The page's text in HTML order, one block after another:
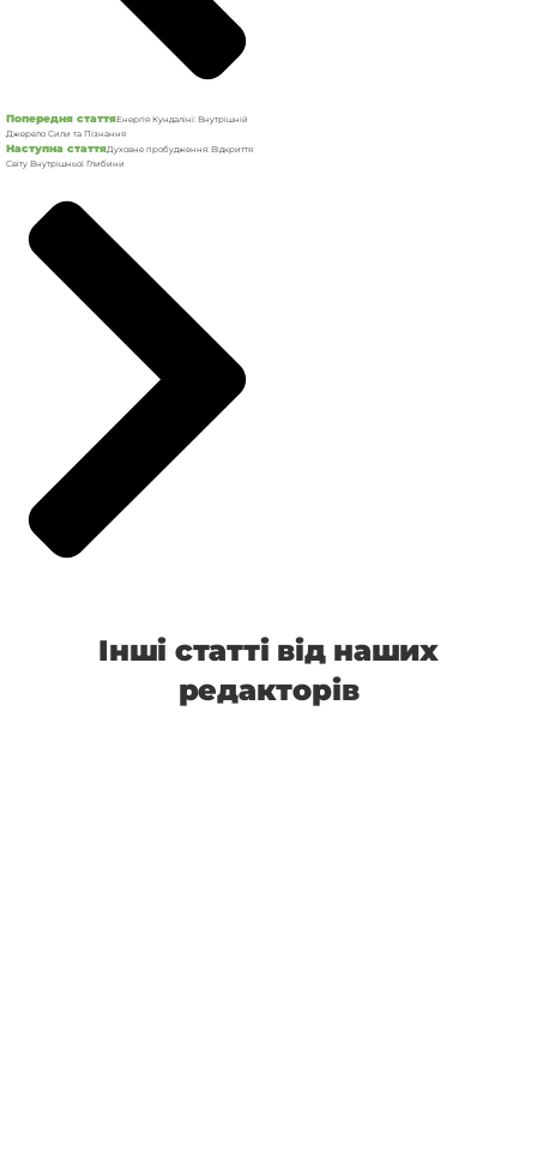
Попередня статтяЕнергія Кундаліні: Внутрішній
Джерело Сили та Пізнання
Наступна статтяДуховне пробудження: Відкриття
Світу Внутрішньої Глибини
Інші статті від наших
редакторів